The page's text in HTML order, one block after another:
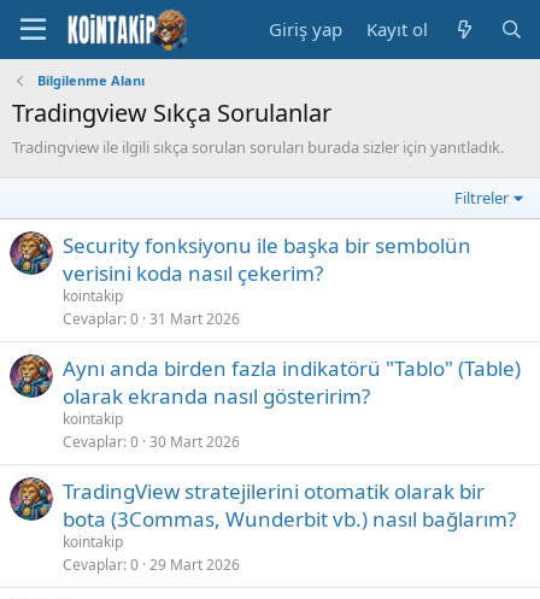
Giriş yap Kayıt ol
Bilgilenme Alanı
Tradingview Sıkça Sorulanlar
Tradingview ile ilgili sıkça sorulan soruları burada sizler için yanıtladık.
Filtreler
Security fonksiyonu ile başka bir sembolün
verisini koda nasıl çekerim?
kointakip
Cevaplar 0 31 Mart 2026
Aynı anda birden fazla indikatörü "Tablo" (Table)
olarak ekranda nasıl gösteririm?
kointakip
Cevaplar 0 30 Mart 2026
TradingView stratejilerini otomatik olarak bir
bota (3Commas, Wunderbit vb.) nasıl bağlarım?
kointakip
Cevaplar 0 29 Mart 2026